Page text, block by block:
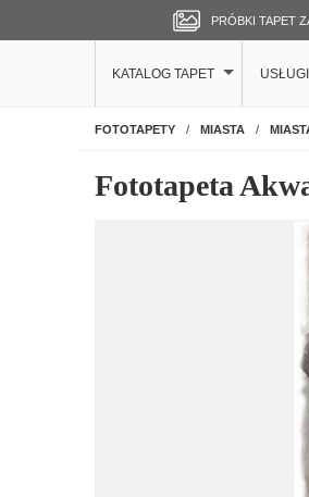
PRÓBKI TAPET
KATALOG TAPET
FOTOTAPETYNA ŚCIANĘ
MIASTA
Fototapeta